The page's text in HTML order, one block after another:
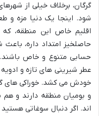
گرگان، برخلاف خیلی از
شود. اینجا یک دنیا مزه و
اقلیم خاص این منطقه،
حاصلخیز امتداد داره،
حسابی متنوع و خاص باشند.
عطر شیرینی های تازه و
خودش می کشد. خوراکی های
و بومیان منطقه دارند و هم
اند. اگر دنبال سوغاتی